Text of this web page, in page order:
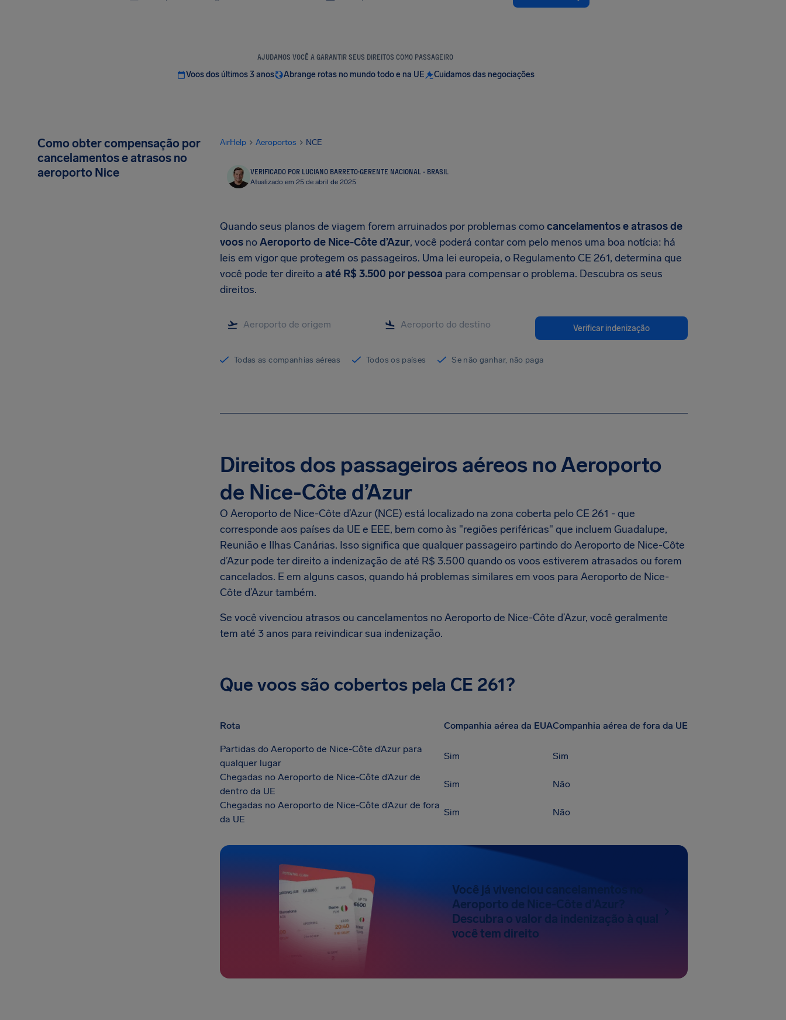
AJUDAMOS VOCÊ A GARANTIR SEUS DIREITOS COMO PASSAGEIRO
Voos dos últimos 3 anos Abrange rotas no mundo todo e na UE Cuidamos das negociações
Como obter compensação por
cancelamentos e atrasos no
aeroporto Nice
AirHelp Aeroportos NCE
VERIFICADO POR LUCIANO BARRETO·GERENTE NACIONAL - BRASIL
Atualizado em 25 de abril de 2025
Quando seus planos de viagem forem arruinados por problemas comocancelamentos e atrasos de
voos noAeroporto de Nice-Côte d’Azur, você poderá contar com pelo menos uma boa notícia: há
leis em vigor que protegem os passageiros. Uma lei europeia, o Regulamento CE 261, determina que
você pode ter direito a até R$ 3.500 por pessoa para compensar o problema. Descubra os seus
direitos.
Verificar indenização
Todas as companhias aéreas Todos os países Se não ganhar, não paga
Direitos dos passageiros aéreos no Aeroporto
de Nice-Côte d’Azur
O Aeroporto de Nice-Côte d’Azur (NCE) está localizado na zona coberta pelo CE 261 - que
corresponde aos países da UE e EEE, bem como às "regiões periféricas" que incluem Guadalupe,
Reunião e Ilhas Canárias. Isso significa que qualquer passageiro partindo do Aeroporto de Nice-Côte
d’Azur pode ter direito a indenização de até R$ 3.500 quando os voos estiverem atrasados ou forem
cancelados. E em alguns casos, quando há problemas similares em voos para Aeroporto de Nice-
Côte d’Azur também.
Se você vivenciou atrasos ou cancelamentos no Aeroporto de Nice-Côte d’Azur, você geralmente
tem até 3 anos para reivindicar sua indenização.
Que voos são cobertos pela CE 261?
Rota Companhia aérea da EUACompanhia aérea de fora da UE
Partidas do Aeroporto de Nice-Côte d’Azur para
qualquer lugar
Sim
Sim
Chegadas no Aeroporto de Nice-Côte d’Azur de
dentro da UE
Sim
Não
Chegadas no Aeroporto de Nice-Côte d’Azur de fora
da UE
Sim Não
Você já vivenciou cancelamentos no
Aeroporto de Nice-Côte d’Azur?
Descubra o valor da indenização à qual
você tem direito